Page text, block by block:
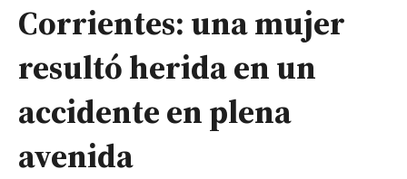
Corrientes: una mujer
resultó herida en un
accidente en plena
avenida